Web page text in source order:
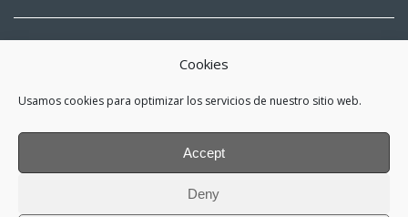
Cookies
Usamos cookies para optimizar los servicios de nuestro sitio web.
Accept
Deny
¡Mi e-mail es
y me interesa estar al día!
*He leído y acepto lapolítica de